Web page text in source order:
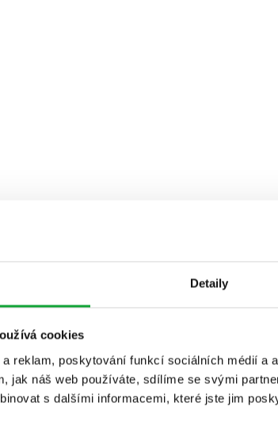
Detaily
cookies
a reklam, poskytování funkcí sociálních médií a
jak náš web používáte, sdílíme se svými
s dalšími informacemi, které jste jim